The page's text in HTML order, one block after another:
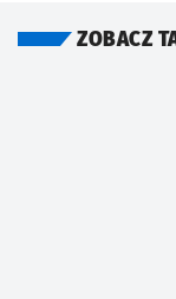
ZOBACZ